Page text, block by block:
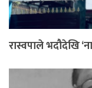
रास्वपाले भदौदेखि